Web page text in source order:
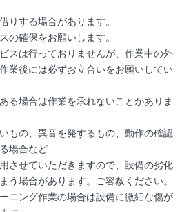
りする場合があります。
の確保をお願いします。
スは行っておりませんが、作業中の外
業後には必ずお立合いをお願いしてい
る場合は作業を承れないことがありま
もの、異音を発するもの、動作の確認
場合など
させていただきますので、設備の劣化
う場合があります。ご容赦ください。
ニング作業の場合は設備に微細な傷が